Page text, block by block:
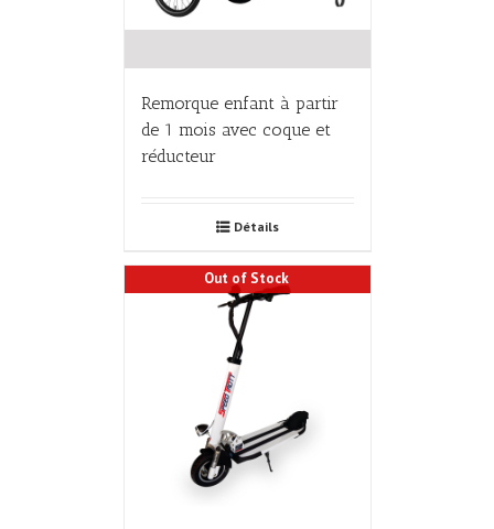
Remorque enfant à partir
de 1 mois avec coque et
réducteur
Détails
Out of Stock